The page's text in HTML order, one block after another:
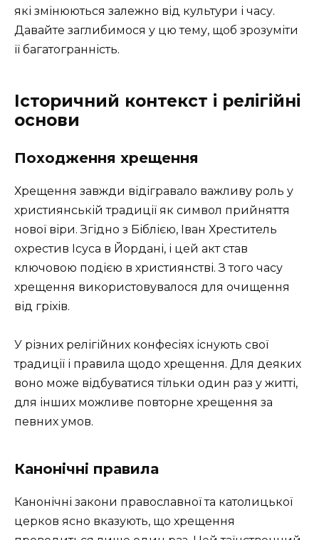
які змінюються залежно від культури і часу.
Давайте заглибимося у цю тему, щоб зрозуміти
її багатогранність.
Історичний контекст і релігійні
основи
Походження хрещення
Хрещення завжди відігравало важливу роль у
християнській традиції як символ прийняття
нової віри. Згідно з Біблією, Іван Хреститель
охрестив Ісуса в Йордані, і цей акт став
ключовою подією в християнстві. З того часу
хрещення використовувалося для очищення
від гріхів.
У різних релігійних конфесіях існують свої
традиції і правила щодо хрещення. Для деяких
воно може відбуватися тільки один раз у житті,
для інших можливе повторне хрещення за
певних умов.
Канонічні правила
Канонічні закони православної та католицької
церков ясно вказують, що хрещення